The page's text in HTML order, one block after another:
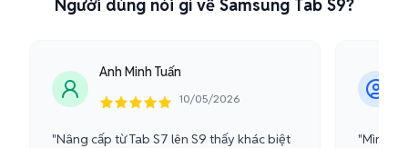
Người dùng nói gì về Samsung Tab S9?
Anh Minh Tuấn
10/05/2026
"Nâng cấp từ Tab S7 lên S9 thấy khác biệt
"Mình là